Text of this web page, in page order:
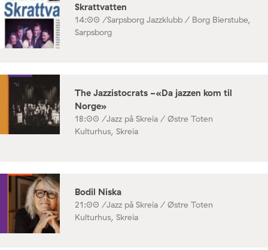
Skrattvatten
14:00 /Sarpsborg Jazzklubb / Borg Bierstube,
Sarpsborg
The Jazzistocrats -«Da jazzen kom til
Norge»
18:00 /Jazz på Skreia / Østre Toten
Kulturhus, Skreia
Bodil Niska
21:00 /Jazz på Skreia / Østre Toten
Kulturhus, Skreia